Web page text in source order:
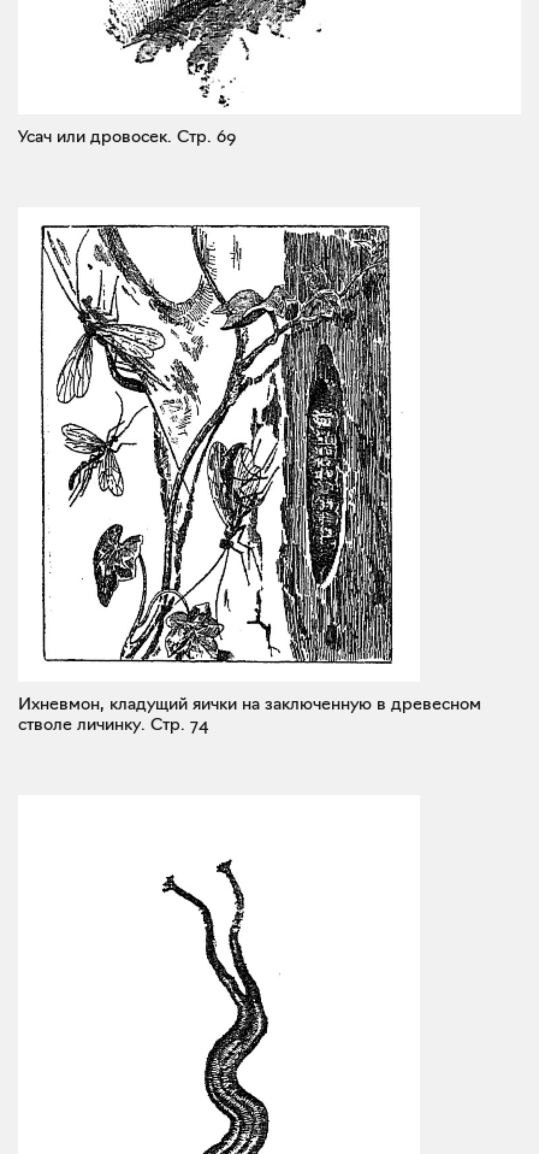
Усач или дровосек. Стр. 69
Ихневмон, кладущий яички на заключенную в древесном
стволе личинку. Стр. 74